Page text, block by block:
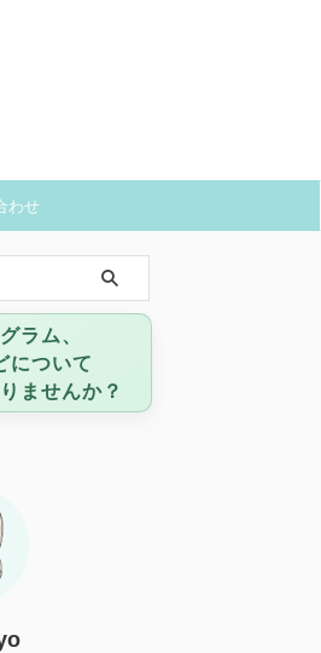
わせ
ラム、
について
ませんか？